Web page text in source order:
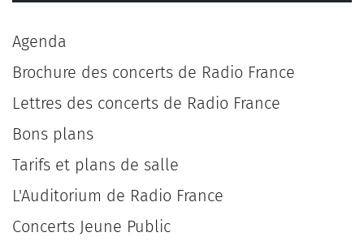
Agenda
Brochure des concerts de Radio France
Lettres des concerts de Radio France
Bons plans
Tarifs et plans de salle
L'Auditorium de Radio France
Concerts Jeune Public